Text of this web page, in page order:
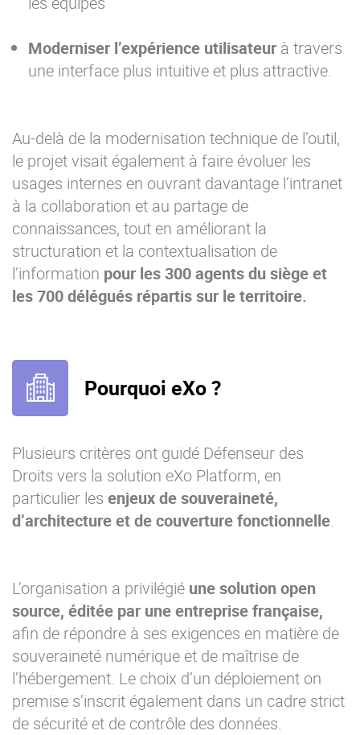
Moderniser l’expérience utilisateur à travers
une interface plus intuitive et plus attractive.
Au-delà de la modernisation technique de l’outil,
le projet visait également à faire évoluer les
usages internes en ouvrant davantage l’intranet
à la collaboration et au partage de
connaissances, tout en améliorant la
structuration et la contextualisation de
l’information pour les 300 agents du siège et
les 700 délégués répartis sur le territoire.
Pourquoi eXo ?
Plusieurs critères ont guidé Défenseur des
Droits vers la solution eXo Platform, en
particulier les enjeux de souveraineté,
d’architecture et de couverture fonctionnelle.
L’organisation a privilégié une solution open
source, éditée par une entreprise française,
afin de répondre à ses exigences en matière de
souveraineté numérique et de maîtrise de
l’hébergement. Le choix d’un déploiement on
premise s’inscrit également dans un cadre strict
de sécurité et de contrôle des données.